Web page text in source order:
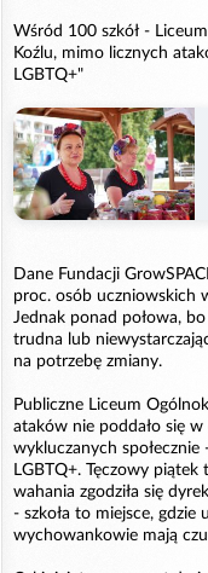
Wśród 100 szkół -
Koźlu, mimo licznych
LGBTQ+"
Dane Fundacji
proc. osób uczniowskich
Jednak ponad połowa,
trudna lub
na potrzebę zmiany.
Publiczne Liceum
ataków nie poddało się w
wykluczanych społecznie
LGBTQ+. Tęczowy
wahania zgodziła się
- szkoła to miejsce, gdzie
wychowankowie mają